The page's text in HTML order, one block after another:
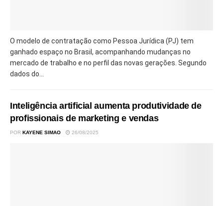
O modelo de contratação como Pessoa Jurídica (PJ) tem
ganhado espaço no Brasil, acompanhando mudanças no
mercado de trabalho e no perfil das novas gerações. Segundo
dados do...
Inteligência artificial aumenta produtividade de
profissionais de marketing e vendas
POR KAYENE SIMAO 26/08/2025